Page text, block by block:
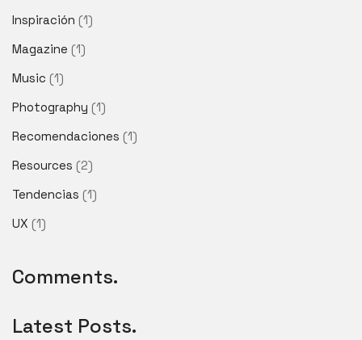
Inspiración (1)
Magazine (1)
Music (1)
Photography (1)
Recomendaciones (1)
Resources (2)
Tendencias (1)
UX (1)
Comments.
Latest Posts.